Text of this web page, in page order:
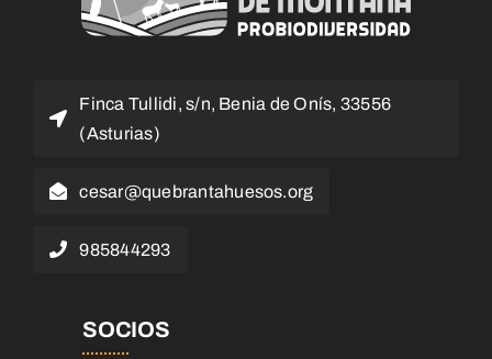
Finca Tullidi, s/n, Benia de Onís, 33556
(Asturias)
cesar@quebrantahuesos.org
985844293
SOCIOS